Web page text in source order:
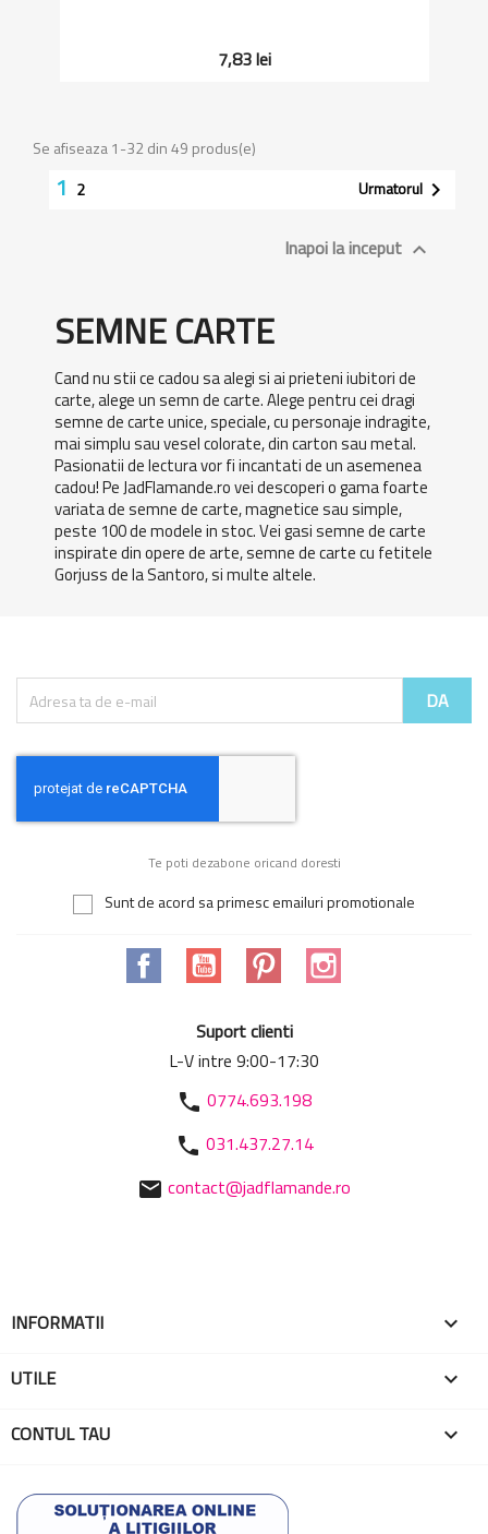
7,83 lei
Se afiseaza 1-32 din 49 produs(e)
1 2 Urmatorul 
Inapoi la inceput 
SEMNE CARTE
Cand nu stii ce cadou sa alegi si ai prieteni iubitori de
carte, alege un semn de carte. Alege pentru cei dragi
semne de carte unice, speciale, cu personaje indragite,
mai simplu sau vesel colorate, din carton sau metal.
Pasionatii de lectura vor fi incantati de un asemenea
cadou! Pe JadFlamande.ro vei descoperi o gama foarte
variata de semne de carte, magnetice sau simple,
peste 100 de modele in stoc. Vei gasi semne de carte
inspirate din opere de arte, semne de carte cu fetitele
Gorjuss de la Santoro, si multe altele.
Te poti dezabone oricand doresti
Sunt de acord sa primesc emailuri promotionale
Facebook YouTube Pinterest
Suport clienti
L-V intre 9:00-17:30
phone 0774.693.198
phone 031.437.27.14
mail contact@jadflamande.ro
INFORMATII 
UTILE 
CONTUL TAU 